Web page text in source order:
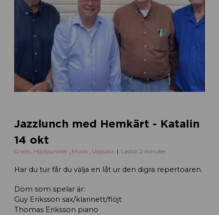
Jazzlunch med Hemkärt - Katalin
14 okt
Gratis , Höjdpunkter , Musik , Uppsala Lästid: 2 minuter
Har du tur får du välja en låt ur den digra repertoaren.
Dom som spelar är:
Guy Eriksson sax/klarinett/flöjt
Thomas Eriksson piano